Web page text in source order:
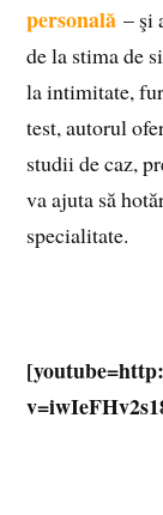
personală – şi
de la stima de
la intimitate,
test, autorul
studii de caz,
va ajuta să
specialitate.